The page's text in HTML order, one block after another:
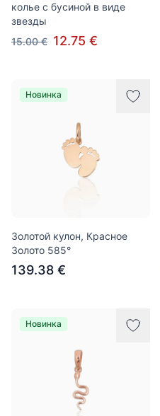
колье с бусиной в виде
звезды
15.00 € 12.75 €
Новинка
Золотой кулон, Красное
Золото 585°
139.38 €
Новинка